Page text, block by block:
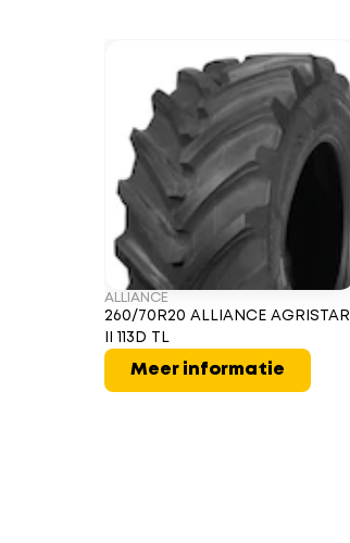
ALLIANCE
260/70R20 ALLIANCE AGRISTAR
II 113D TL
Meer informatie